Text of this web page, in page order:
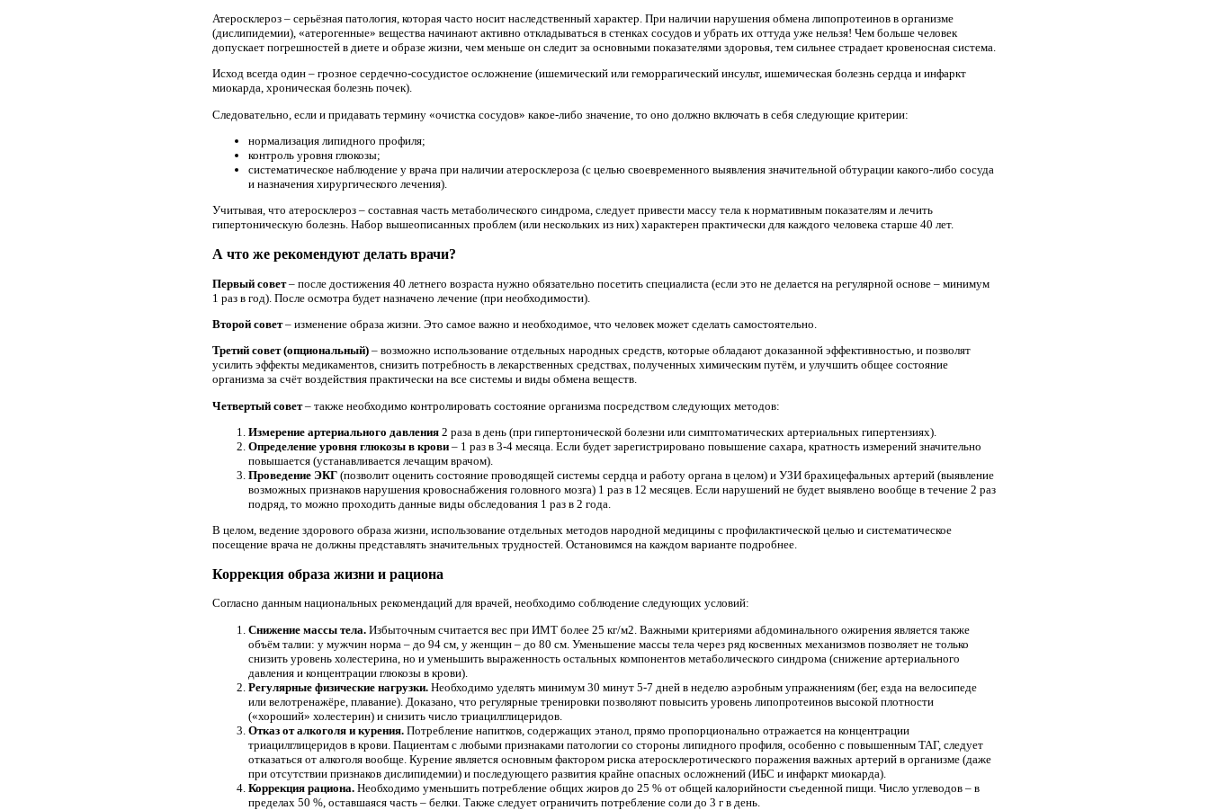
Атеросклероз – серьёзная патология, которая часто носит наследственный характер. При наличии нарушения обмена липопротеинов в организме
(дислипидемии), «атерогенные» вещества начинают активно откладываться в стенках сосудов и убрать их оттуда уже нельзя! Чем больше человек
допускает погрешностей в диете и образе жизни, чем меньше он следит за основными показателями здоровья, тем сильнее страдает кровеносная система.
Исход всегда один – грозное сердечно-сосудистое осложнение (ишемический или геморрагический инсульт, ишемическая болезнь сердца и инфаркт
миокарда, хроническая болезнь почек).
Следовательно, если и придавать термину «очистка сосудов» какое-либо значение, то оно должно включать в себя следующие критерии:
нормализация липидного профиля;
контроль уровня глюкозы;
систематическое наблюдение у врача при наличии атеросклероза (с целью своевременного выявления значительной обтурации какого-либо сосуда
и назначения хирургического лечения).
Учитывая, что атеросклероз – составная часть метаболического синдрома, следует привести массу тела к нормативным показателям и лечить
гипертоническую болезнь. Набор вышеописанных проблем (или нескольких из них) характерен практически для каждого человека старше 40 лет.
А что же рекомендуют делать врачи?
Первый совет– после достижения 40 летнего возраста нужно обязательно посетить специалиста (если это не делается на регулярной основе – минимум
1 раз в год). После осмотра будет назначено лечение (при необходимости).
Второй совет– изменение образа жизни. Это самое важно и необходимое, что человек может сделать самостоятельно.
Третий совет (опциональный) – возможно использование отдельных народных средств, которые обладают доказанной эффективностью, и позволят
усилить эффекты медикаментов, снизить потребность в лекарственных средствах, полученных химическим путём, и улучшить общее состояние
организма за счёт воздействия практически на все системы и виды обмена веществ.
Четвертый совет– также необходимо контролировать состояние организма посредством следующих методов:
Измерение артериального давления 2 раза в день (при гипертонической болезни или симптоматических артериальных гипертензиях).
Определение уровня глюкозы в крови – 1 раз в 3-4 месяца. Если будет зарегистрировано повышение сахара, кратность измерений значительно
повышается (устанавливается лечащим врачом).
Проведение ЭКГ (позволит оценить состояние проводящей системы сердца и работу органа в целом) и УЗИ брахицефальных артерий (выявление
возможных признаков нарушения кровоснабжения головного мозга) 1 раз в 12 месяцев. Если нарушений не будет выявлено вообще в течение 2 раз
подряд, то можно проходить данные виды обследования 1 раз в 2 года.
В целом, ведение здорового образа жизни, использование отдельных методов народной медицины с профилактической целью и систематическое
посещение врача не должны представлять значительных трудностей. Остановимся на каждом варианте подробнее.
Коррекция образа жизни и рациона
Согласно данным национальных рекомендаций для врачей, необходимо соблюдение следующих условий:
Снижение массы тела. Избыточным считается вес при ИМТ более 25 кг/м2. Важными критериями абдоминального ожирения является также
объём талии: у мужчин норма – до 94 см, у женщин – до 80 см. Уменьшение массы тела через ряд косвенных механизмов позволяет не только
снизить уровень холестерина, но и уменьшить выраженность остальных компонентов метаболического синдрома (снижение артериального
давления и концентрации глюкозы в крови).
Регулярные физические нагрузки. Необходимо уделять минимум 30 минут 5-7 дней в неделю аэробным упражнениям (бег, езда на велосипеде
или велотренажёре, плавание). Доказано, что регулярные тренировки позволяют повысить уровень липопротеинов высокой плотности
(«хороший» холестерин) и снизить число триацилглицеридов.
Отказ от алкоголя и курения. Потребление напитков, содержащих этанол, прямо пропорционально отражается на концентрации
триацилглицеридов в крови. Пациентам с любыми признаками патологии со стороны липидного профиля, особенно с повышенным ТАГ, следует
отказаться от алкоголя вообще. Курение является основным фактором риска атеросклеротического поражения важных артерий в организме (даже
при отсутствии признаков дислипидемии) и последующего развития крайне опасных осложнений (ИБС и инфаркт миокарда).
Коррекция рациона. Необходимо уменьшить потребление общих жиров до 25 % от общей калорийности съеденной пищи. Число углеводов – в
пределах 50 %, оставшаяся часть – белки. Также следует ограничить потребление соли до 3 г в день.